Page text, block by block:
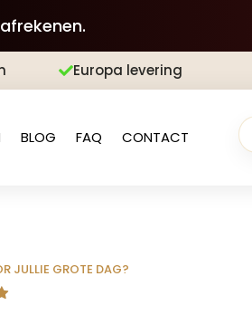
Europa levering
BLOG FAQ CONTACT
JULLIE GROTE DAG?